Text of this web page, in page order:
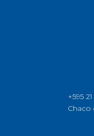
+595
Chaco